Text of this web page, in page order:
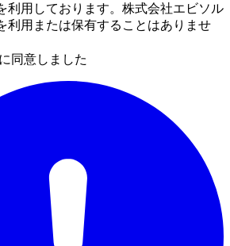
利用しております。株式会社エビソル
利用または保有することはありませ
同意しました